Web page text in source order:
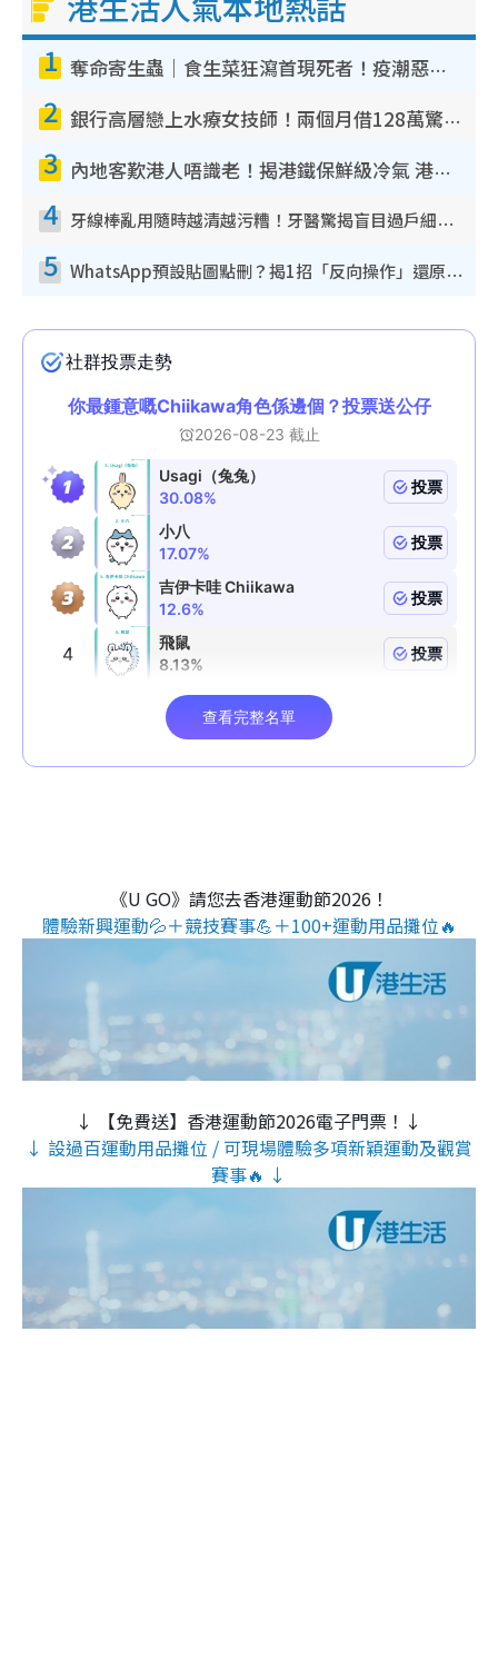
1 奪命寄生蟲｜食生菜狂瀉首現死者！疫潮惡化錄1.8萬宗病例 揭洗菜3大謬誤
2 銀行高層戀上水療女技師！兩個月借128萬驚覺「沉船」沉落火海 揭背後疑似邪教操控賣淫
3 內地客歎港人唔識老！揭港鐵保鮮級冷氣 港人求放過：咪投訴
4 牙線棒亂用隨時越清越污糟！牙醫驚揭盲目過戶細菌恐致蛀牙：呢種先係日常真保養
5 WhatsApp預設貼圖點刪？揭1招「反向操作」還原簡潔介面 附3步實測教學
《U GO》請您去香港運動節2026！
體驗新興運動💦＋競技賽事💪＋100+運動用品攤位🔥
↓ 【免費送】香港運動節2026電子門票！↓
↓ 設過百運動用品攤位 / 可現場體驗多項新穎運動及觀賞
賽事🔥 ↓